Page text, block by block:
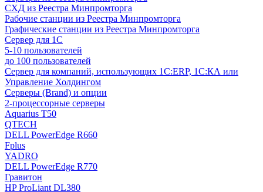
СХД из Реестра Минпромторга
Рабочие станции из Реестра Минпромторга
Графические станции из Реестра Минпромторга
Сервер для 1С
5-10 пользователей
до 100 пользователей
Сервер для компаний, использующих 1C:ERP, 1С:КА или
Управление Холдингом
Серверы (Brand) и опции
2-процессорные серверы
Aquarius T50
QTECH
DELL PowerEdge R660
Fplus
YADRO
DELL PowerEdge R770
Гравитон
HP ProLiant DL380